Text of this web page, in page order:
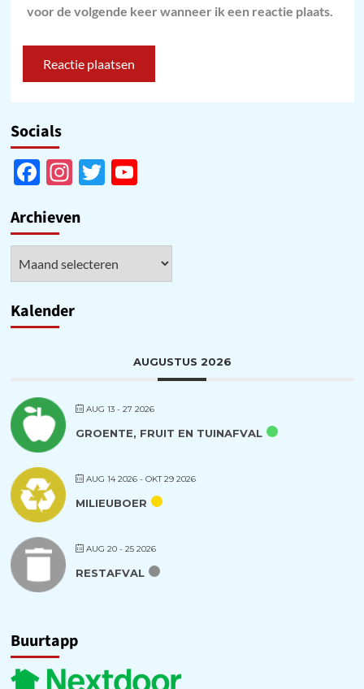
voor de volgende keer wanneer ik een reactie plaats.
Socials
Facebook
Instagram
Twitter
YouTube
Archieven
Kalender
AUGUSTUS 2026
AUG 13 - 27 2026
GROENTE, FRUIT EN TUINAFVAL
AUG 14 2026- OKT 29 2026
MILIEUBOER
AUG 20 - 25 2026
RESTAFVAL
Buurtapp